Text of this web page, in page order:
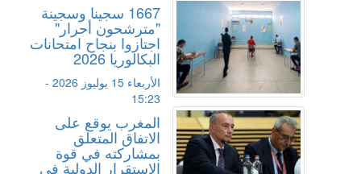
1667 سجينا وسجينة
"مترشحون أحرار"
اجتازوا بنجاح امتحانات
البكالوريا 2026
الأربعاء 15 يوليوز 2026 -
15:23
المغرب يوقع على
الاتفاق المتعلق
بمشاركته في قوة
الاستقرار الدولية في